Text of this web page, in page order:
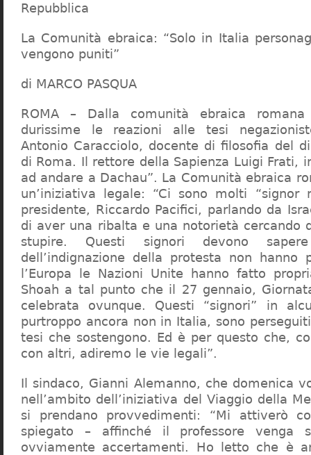
Repubblica
La Comunità ebraica: “Solo in Italia
vengono puniti”
di MARCO PASQUA
ROMA – Dalla comunità ebraica
durissime le reazioni alle tesi
Antonio Caracciolo, docente di filosofia del
di Roma. Il rettore della Sapienza Luigi Frati,
ad andare a Dachau”. La Comunità ebraica
un’iniziativa legale: “Ci sono molti “signor
presidente, Riccardo Pacifici, parlando da
di aver una ribalta e una notorietà cercando
stupire. Questi signori devono
dell’indignazione della protesta non hanno
l’Europa le Nazioni Unite hanno fatto
Shoah a tal punto che il 27 gennaio,
celebrata ovunque. Questi “signori” in
purtroppo ancora non in Italia, sono
tesi che sostengono. Ed è per questo che,
con altri, adiremo le vie legali”.
Il sindaco, Gianni Alemanno, che domenica
nell’ambito dell’iniziativa del Viaggio della
si prendano provvedimenti: “Mi attiverò
spiegato – affinché il professore venga
ovviamente accertamenti. Ho letto che è